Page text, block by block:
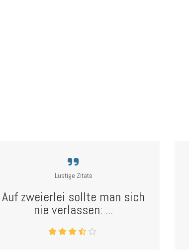
Lustige Zitate
Auf zweierlei sollte man sich
nie verlassen: ...